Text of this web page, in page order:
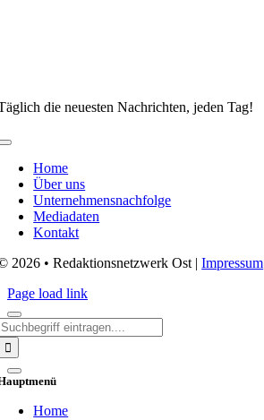
die neuesten Nachrichten, jeden Tag!
Toggle
NavigationHome
Über uns
Unternehmensnachfolge
Mediadaten
Kontakt
2026 • Redaktionsnetzwerk Ost |Impressum
Page load link
Home